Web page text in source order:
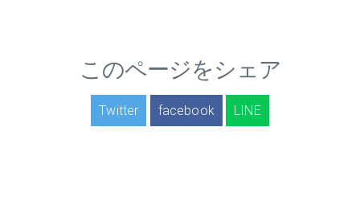
このページをシェア
Twitter facebook LINE